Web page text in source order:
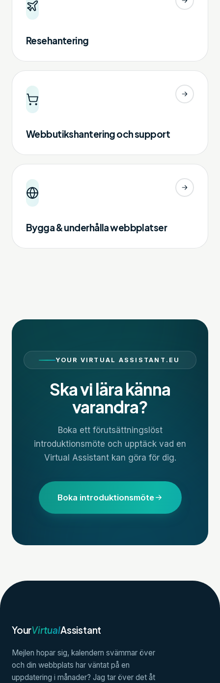
Resehantering
Webbutikshantering och support
Bygga & underhålla webbplatser
YOUR VIRTUAL ASSISTANT.EU
Ska vi lära känna
varandra?
Boka ett förutsättningslöst
introduktionsmöte och upptäck vad en
Virtual Assistant kan göra för dig.
Boka introduktionsmöte
YourVirtualAssistant
Mejlen hopar sig, kalendern svämmar över
och din webbplats har väntat på en
uppdatering i månader? Jag tar över det åt